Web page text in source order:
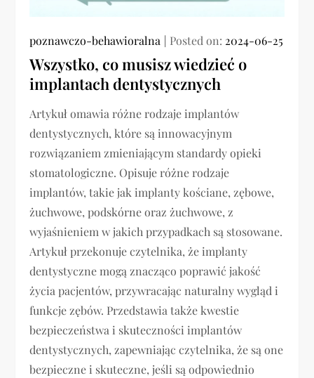
poznawczo-behawioralna Posted on: 2024-06-25
Wszystko, co musisz wiedzieć o
implantach dentystycznych
Artykuł omawia różne rodzaje implantów
dentystycznych, które są innowacyjnym
rozwiązaniem zmieniającym standardy opieki
stomatologiczne. Opisuje różne rodzaje
implantów, takie jak implanty kościane, zębowe,
żuchwowe, podskórne oraz żuchwowe, z
wyjaśnieniem w jakich przypadkach są stosowane.
Artykuł przekonuje czytelnika, że implanty
dentystyczne mogą znacząco poprawić jakość
życia pacjentów, przywracając naturalny wygląd i
funkcje zębów. Przedstawia także kwestie
bezpieczeństwa i skuteczności implantów
dentystycznych, zapewniając czytelnika, że są one
bezpieczne i skuteczne, jeśli są odpowiednio